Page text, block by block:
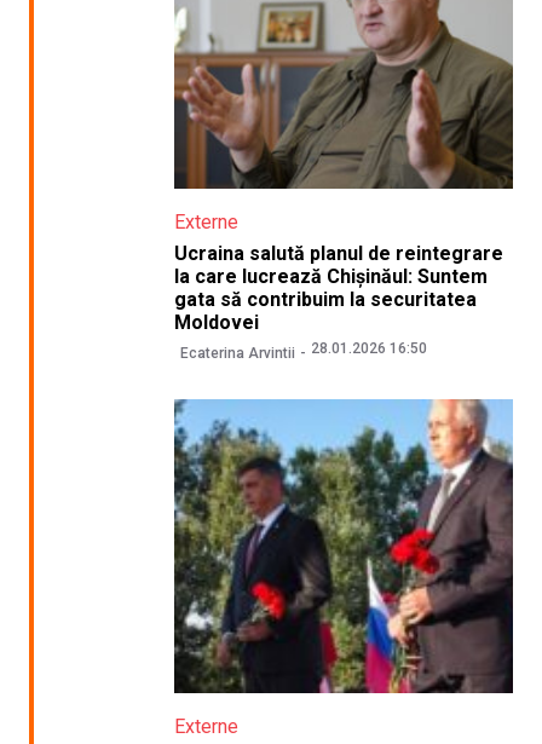
Externe
Ucraina salută planul de reintegrare
la care lucrează Chișinăul: Suntem
gata să contribuim la securitatea
Moldovei
Ecaterina Arvintii 28.01.2026 16:50
Externe